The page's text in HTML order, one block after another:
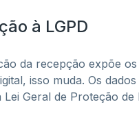
à LGPD
da recepção expõe
isso muda. Os
Geral de Proteção de